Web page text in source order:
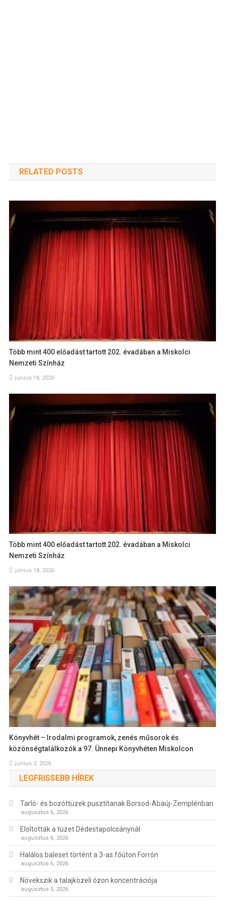
RELATED POSTS
Több mint 400 előadást tartott 202. évadában a Miskolci
Nemzeti Színház
június 18, 2026
Több mint 400 előadást tartott 202. évadában a Miskolci
Nemzeti Színház
június 18, 2026
Könyvhét – Irodalmi programok, zenés műsorok és
közönségtalálkozók a 97. Ünnepi Könyvhéten Miskolcon
június 3, 2026
LEGFRISSEBB HÍREK
Tarló- és bozóttüzek pusztítanak Borsod-Abaúj-Zemplénban
augusztus 6, 2026
Eloltották a tüzet Dédestapolcsánynál
augusztus 6, 2026
Halálos baleset történt a 3-as főúton Forrón
augusztus 6, 2026
Növekszik a talajközeli ózon koncentrációja
augusztus 5, 2026